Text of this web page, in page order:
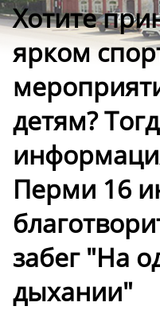
Хотите
ярком
детям?
Перми 16
забег "На
дыхании"